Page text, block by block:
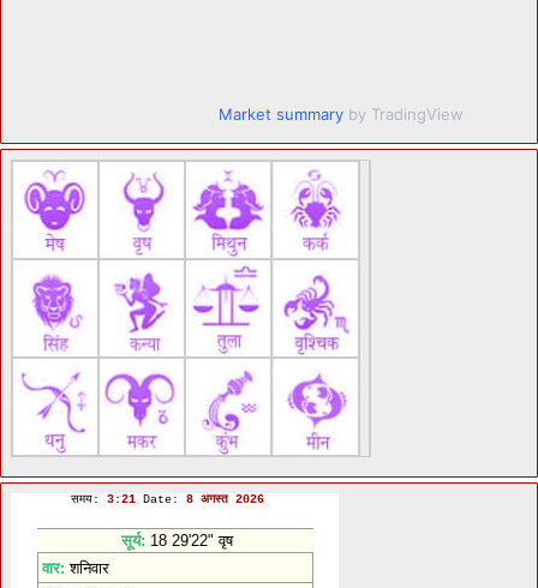
Market summary by TradingView